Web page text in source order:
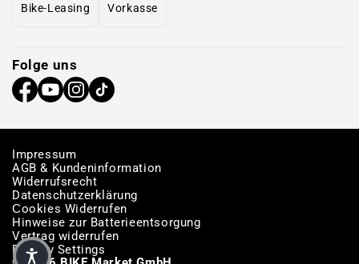
Bike-Leasing Vorkasse
Folge uns
Impressum
AGB & Kundeninformation
Widerrufsrecht
Datenschutzerklärung
Сookies Widerrufen
Hinweise zur Batterieentsorgung
Vertrag widerrufen
Privacy Settings